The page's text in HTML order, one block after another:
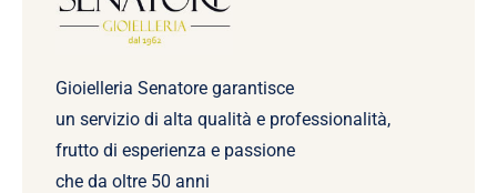
Gioielleria Senatore garantisce
un servizio di alta qualità e professionalità,
frutto di esperienza e passione
che da oltre 50 anni